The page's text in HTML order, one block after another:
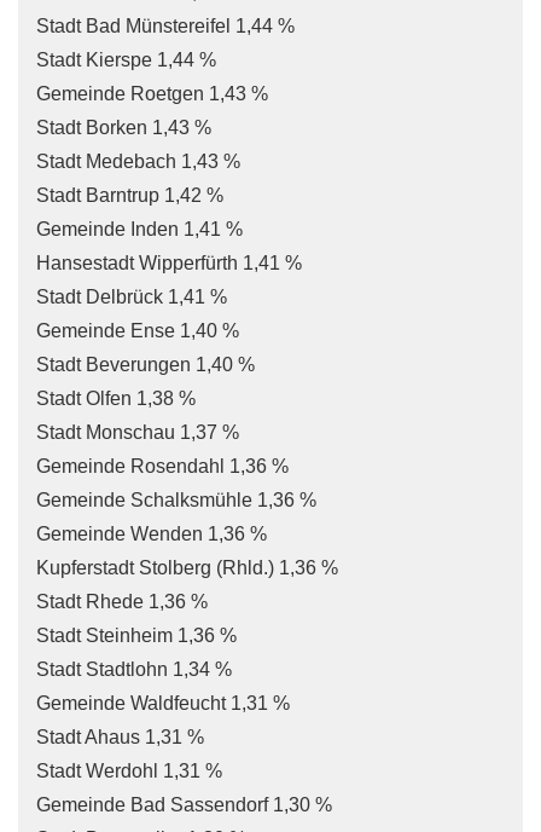
Stadt Bad Münstereifel 1,44 %
Stadt Kierspe 1,44 %
Gemeinde Roetgen 1,43 %
Stadt Borken 1,43 %
Stadt Medebach 1,43 %
Stadt Barntrup 1,42 %
Gemeinde Inden 1,41 %
Hansestadt Wipperfürth 1,41 %
Stadt Delbrück 1,41 %
Gemeinde Ense 1,40 %
Stadt Beverungen 1,40 %
Stadt Olfen 1,38 %
Stadt Monschau 1,37 %
Gemeinde Rosendahl 1,36 %
Gemeinde Schalksmühle 1,36 %
Gemeinde Wenden 1,36 %
Kupferstadt Stolberg (Rhld.) 1,36 %
Stadt Rhede 1,36 %
Stadt Steinheim 1,36 %
Stadt Stadtlohn 1,34 %
Gemeinde Waldfeucht 1,31 %
Stadt Ahaus 1,31 %
Stadt Werdohl 1,31 %
Gemeinde Bad Sassendorf 1,30 %